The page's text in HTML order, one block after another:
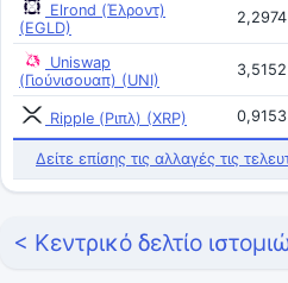
Elrond (Έλροντ)
(EGLD)
Uniswap
(Γιούνισουαπ) (UNI)
Ripple (Ριπλ) (XRP)
Δείτε επίσης τις αλλαγές τις
< Κεντρικό δελτίο